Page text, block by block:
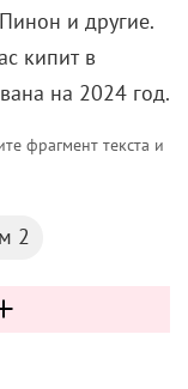
и другие.
кипит в
на 2024 год.
фрагмент текста и
2